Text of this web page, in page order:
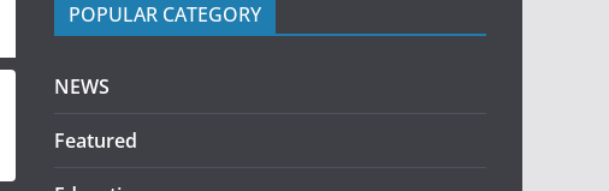
POPULAR CATEGORY
NEWS
Featured